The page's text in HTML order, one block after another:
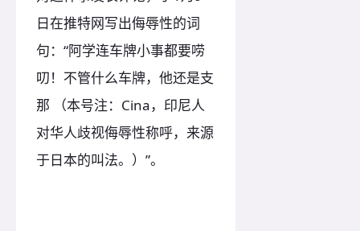
日在推特网写出侮辱性的词
句：“阿学连车牌小事都要唠
叨！不管什么车牌，他还是支
那 （本号注：Cina，印尼人
对华人歧视侮辱性称呼，来源
于日本的叫法。）”。